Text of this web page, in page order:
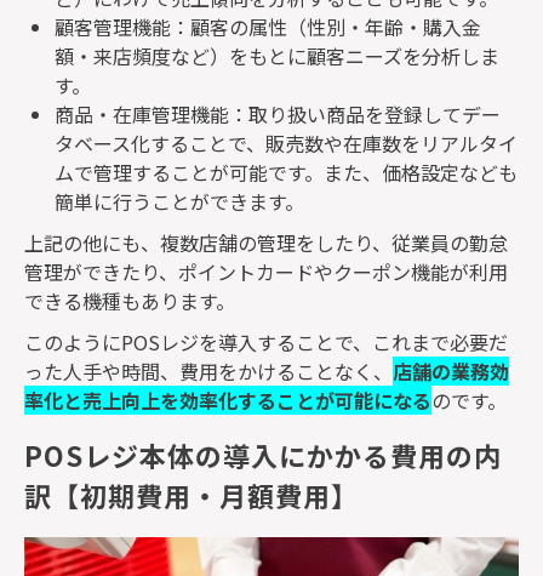
顧客管理機能：顧客の属性（性別・年齢・購入金
額・来店頻度など）をもとに顧客ニーズを分析しま
す。
商品・在庫管理機能：取り扱い商品を登録してデー
タベース化することで、販売数や在庫数をリアルタイ
ムで管理することが可能です。また、価格設定なども
簡単に行うことができます。
上記の他にも、複数店舗の管理をしたり、従業員の勤怠
管理ができたり、ポイントカードやクーポン機能が利用
できる機種もあります。
このようにPOSレジを導入することで、これまで必要だ
った人手や時間、費用をかけることなく、 店舗の業務効
率化と売上向上を効率化することが可能になるのです。
POSレジ本体の導入にかかる費用の内
訳【初期費用・月額費用】